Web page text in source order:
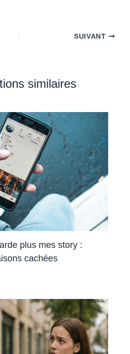
SUIVANT
similaires
plus mes story :
cachées